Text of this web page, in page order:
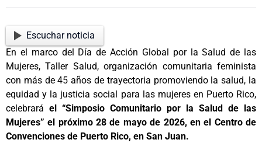
Escuchar noticia
En el marco del Día de Acción Global por la Salud de las
Mujeres, Taller Salud, organización comunitaria feminista
con más de 45 años de trayectoria promoviendo la salud, la
equidad y la justicia social para las mujeres en Puerto Rico,
celebrará el “Simposio Comunitario por la Salud de las
Mujeres” el próximo 28 de mayo de 2026, en el Centro de
Convenciones de Puerto Rico, en San Juan.